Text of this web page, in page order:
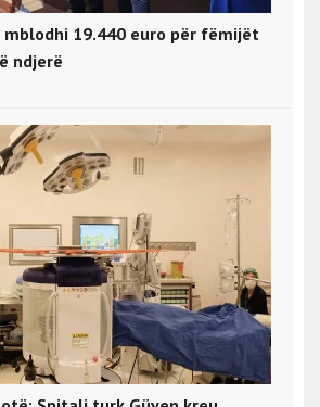
mblodhi 19.440 euro për fëmijët
ndjerë